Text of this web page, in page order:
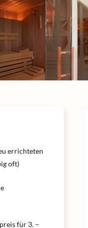
errichteten
oft)
für 3. –